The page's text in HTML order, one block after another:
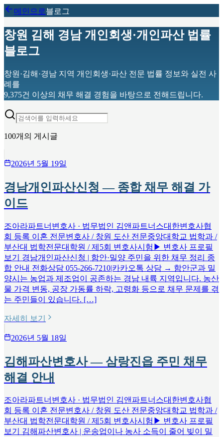
메인으로 블로그
창원 김해 경남 개인회생·개인파산 법률
블로그
창원·김해·경남 지역 개인회생·파산 전문 법률 정보와 실전 사
례를
9,375건 이상의 채무 해결 경험을 바탕으로 전해드립니다.
100개의 게시글
2026년 5월 19일
경남개인파산신청 — 종합 채무 해결 가
이드
조아라파트너변호사 · 법무법인 김앤파트너스대한변호사협
회 등록 이혼 전문변호사 / 창원 도산 전문중앙대학교 법학과 /
부산대 법학전문대학원 / 제5회 변호사시험▶ 변호사 프로필
보기 경남개인파산신청 | 함안·밀양 주민을 위한 채무 정리 종
합 안내 전화상담 055-266-7210|카카오톡 상담 → 함안군과 밀
양시는 농업과 제조업이 공존하는 경남 내륙 지역입니다. 농산
물 가격 변동, 공장 가동률 하락, 고령화 등으로 채무 문제를 겪
는 주민들이 있습니다. […]
자세히 보기
2026년 5월 18일
김해파산변호사 — 삼랑진읍 주민 채무
해결 안내
조아라파트너변호사 · 법무법인 김앤파트너스대한변호사협
회 등록 이혼 전문변호사 / 창원 도산 전문중앙대학교 법학과 /
부산대 법학전문대학원 / 제5회 변호사시험▶ 변호사 프로필
보기 김해파산변호사 | 운송업이나 농사 소득이 줄어 빚이 밀